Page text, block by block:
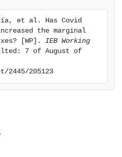
et al. Has Covid
the marginal
[WP]. IEB Working
7 of August of
205123